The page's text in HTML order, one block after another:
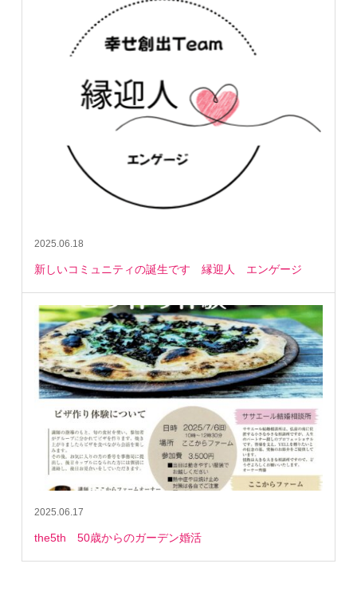
2025.06.18
新しいコミュニティの誕生です 縁迎人 エンゲージ
2025.06.17
the5th 50歳からのガーデン婚活